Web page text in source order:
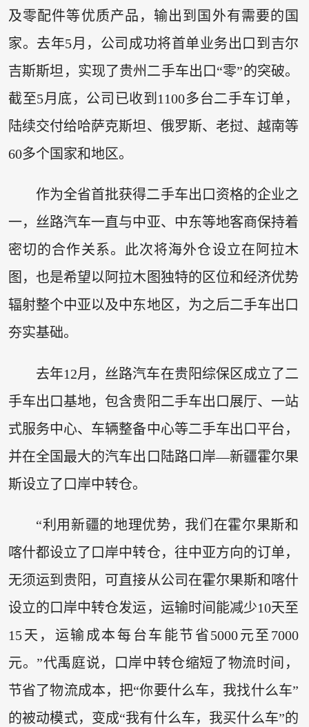
及零配件等优质产品，输出到国外有需要的国
家。去年5月，公司成功将首单业务出口到吉尔
吉斯斯坦，实现了贵州二手车出口“零”的突破。
截至5月底，公司已收到1100多台二手车订单，
陆续交付给哈萨克斯坦、俄罗斯、老挝、越南等
60多个国家和地区。
作为全省首批获得二手车出口资格的企业之
一，丝路汽车一直与中亚、中东等地客商保持着
密切的合作关系。此次将海外仓设立在阿拉木
图，也是希望以阿拉木图独特的区位和经济优势
辐射整个中亚以及中东地区，为之后二手车出口
夯实基础。
去年12月，丝路汽车在贵阳综保区成立了二
手车出口基地，包含贵阳二手车出口展厅、一站
式服务中心、车辆整备中心等二手车出口平台，
并在全国最大的汽车出口陆路口岸—新疆霍尔果
斯设立了口岸中转仓。
“利用新疆的地理优势，我们在霍尔果斯和
喀什都设立了口岸中转仓，往中亚方向的订单，
无须运到贵阳，可直接从公司在霍尔果斯和喀什
设立的口岸中转仓发运，运输时间能减少10天至
15天，运输成本每台车能节省5000元至7000
元。”代禹庭说，口岸中转仓缩短了物流时间，
节省了物流成本，把“你要什么车，我找什么车”
的被动模式，变成“我有什么车，我买什么车”的